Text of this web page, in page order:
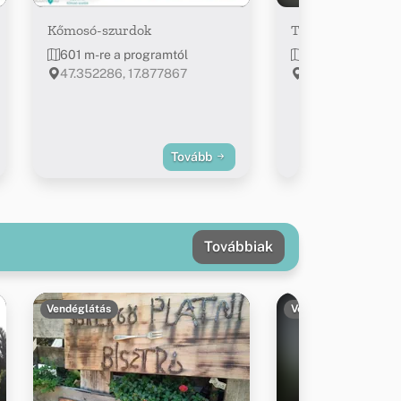
Kőmosó-szurdok
601 m-re a programtól
47.352286, 17.877867
Tovább
Tarack-hegy
Továbbiak
Vendéglátás Vendéglátás